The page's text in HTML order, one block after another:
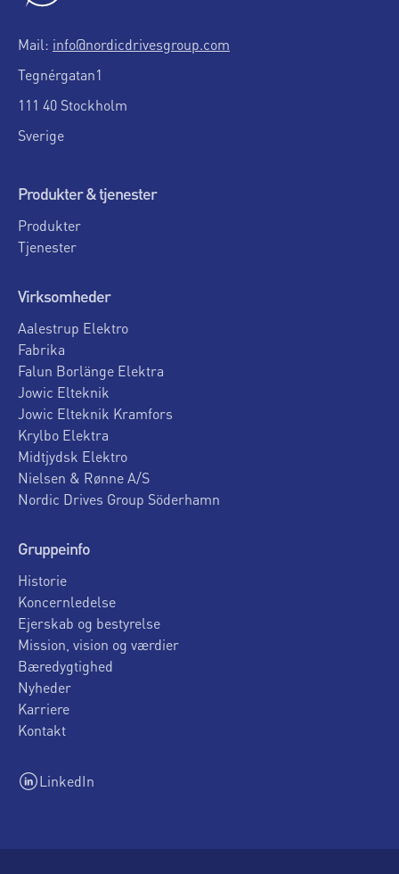
Mail: info@nordicdrivesgroup.com
Tegnérgatan1
111 40 Stockholm
Sverige
Produkter & tjenester
Produkter
Tjenester
Virksomheder
Aalestrup Elektro
Fabrika
Falun Borlänge Elektra
Jowic Elteknik
Jowic Elteknik Kramfors
Krylbo Elektra
Midtjydsk Elektro
Nielsen & Rønne A/S
Nordic Drives Group Söderhamn
Gruppeinfo
Historie
Koncernledelse
Ejerskab og bestyrelse
Mission, vision og værdier
Bæredygtighed
Nyheder
Karriere
Kontakt
LinkedIn